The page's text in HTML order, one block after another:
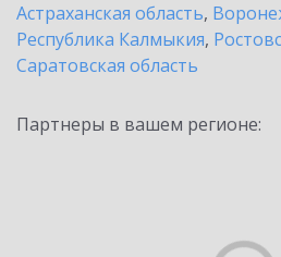
Астраханская область,
Республика Калмыкия,
Саратовская область
Партнеры в вашем регионе: